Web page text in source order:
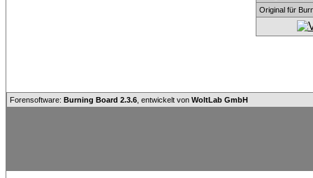
Original für
Forensoftware: Burning Board 2.3.6 , entwickelt von WoltLab GmbH